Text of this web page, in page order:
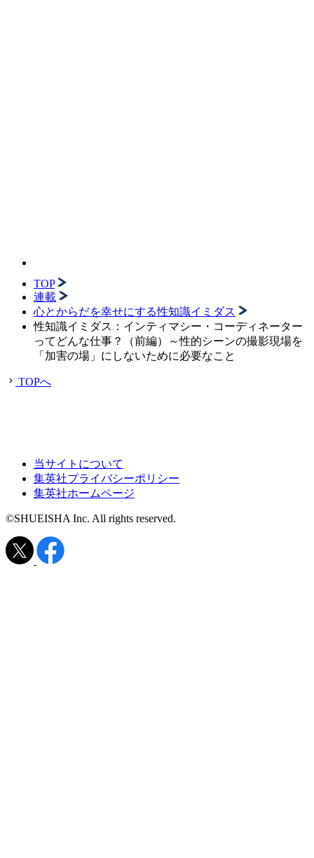
TOP
連載
心とからだを幸せにする性知識イミダス
性知識イミダス：インティマシー・コーディネーター
ってどんな仕事？（前編）～性的シーンの撮影現場を
「加害の場」にしないために必要なこと
TOPへ
当サイトについて
集英社プライバシーポリシー
集英社ホームページ
©SHUEISHA Inc. All rights reserved.